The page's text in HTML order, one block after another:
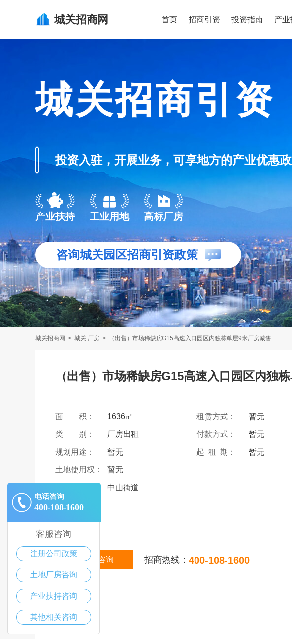
城关招商网 首页 招商引资 投资指南 产业
城关招商引资
投资入驻，开展业务，可享地方的产业优惠
产业扶持 工业用地 高标厂房
咨询城关园区招商引资政策
城关招商网 > 城关 厂房 > （出售）市场稀缺房G15高速入口园区内独栋单层9米厂房诚售
（出售）市场稀缺房G15高速入口园区内独
面 积： 1636㎡ 租赁方式： 暂无
类 别： 厂房出租 付款方式： 暂无
规划用途： 暂无 起 租 期： 暂无
土地使用权： 暂无
详细地址： 中山街道
在线咨询 招商热线： 400-108-1600
电话咨询
400-108-1600
客服咨询
注册公司政策
土地厂房咨询
产业扶持咨询
其他相关咨询